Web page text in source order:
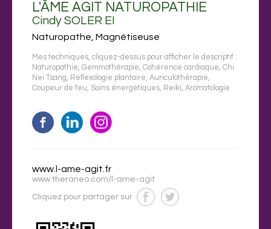
L'ÂME AGIT NATUROPATHIE
Cindy SOLER EI
Naturopathe, Magnétiseuse
Mes techniques, cliquez-dessus pour afficher le descriptif :
Naturopathie, Gemmothérapie, Cohérence cardiaque, Chi
Nei Tsang, Réflexologie plantaire, Auriculothérapie,
Coupeur de feu, Soins énergétiques, Reiki, Aromatologie
www.l-ame-agit.fr
www.theraneo.com/l-ame-agit
Cliquez pour partager sur